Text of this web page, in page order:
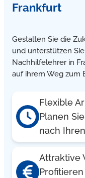
Frankfurt
Gestalten Sie die
und unterstützen
Nachhilfelehrer in
auf ihrem Weg zum
Flexible
Planen
nach
Attraktive